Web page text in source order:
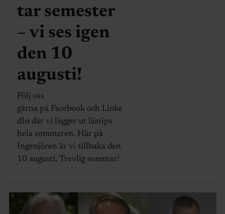
tar semester
– vi ses igen
den 10
augusti!
Följ oss
gärna på Facebook och Linke
dIn där vi lägger ut lästips
hela sommaren. Här på
Ingenjören är vi tillbaka den
10 augusti. Trevlig sommar!